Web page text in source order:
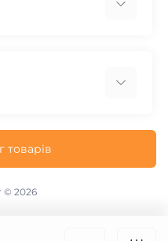
товарів
© 2026